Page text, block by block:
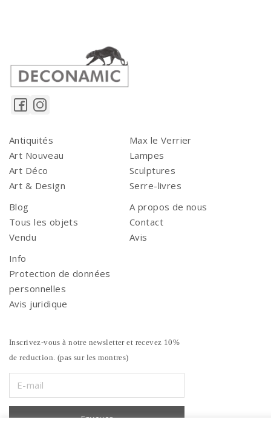
Antiquités
Art Nouveau
Art Déco
Art & Design
Max le Verrier
Lampes
Sculptures
Serre-livres
Blog
Tous les objets
Vendu
A propos de nous
Contact
Avis
Info
Protection de données
personnelles
Avis juridique
Inscrivez-vous à notre newsletter et recevez 10%
de reduction. (pas sur les montres)